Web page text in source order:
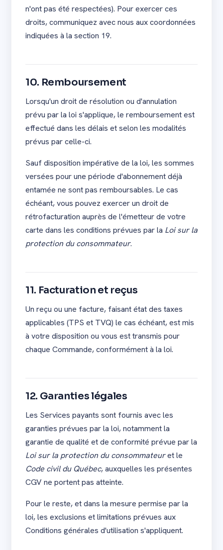
n'ont pas été respectées). Pour exercer ces
droits, communiquez avec nous aux coordonnées
indiquées à la section 19.
10. Remboursement
Lorsqu'un droit de résolution ou d'annulation
prévu par la loi s'applique, le remboursement est
effectué dans les délais et selon les modalités
prévus par celle-ci.
Sauf disposition impérative de la loi, les sommes
versées pour une période d'abonnement déjà
entamée ne sont pas remboursables. Le cas
échéant, vous pouvez exercer un droit de
rétrofacturation auprès de l'émetteur de votre
carte dans les conditions prévues par la Loi sur la
protection du consommateur.
11. Facturation et reçus
Un reçu ou une facture, faisant état des taxes
applicables (TPS et TVQ) le cas échéant, est mis
à votre disposition ou vous est transmis pour
chaque Commande, conformément à la loi.
12. Garanties légales
Les Services payants sont fournis avec les
garanties prévues par la loi, notamment la
garantie de qualité et de conformité prévue par la
Loi sur la protection du consommateuret le
Code civil du Québec, auxquelles les présentes
CGV ne portent pas atteinte.
Pour le reste, et dans la mesure permise par la
loi, les exclusions et limitations prévues aux
Conditions générales d'utilisation s'appliquent.